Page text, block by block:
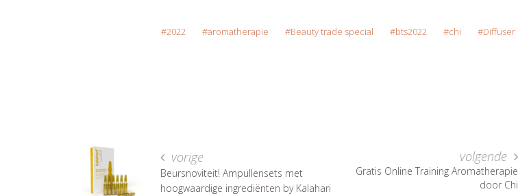
2022 aromatherapie Beauty trade special bts2022 chi Diffuser
vorige
Beursnoviteit! Ampullensets met
hoogwaardige ingrediënten by Kalahari
volgende
Gratis Online Training Aromatherapie
door Chi